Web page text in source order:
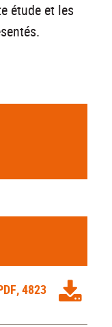
étude et les
4823